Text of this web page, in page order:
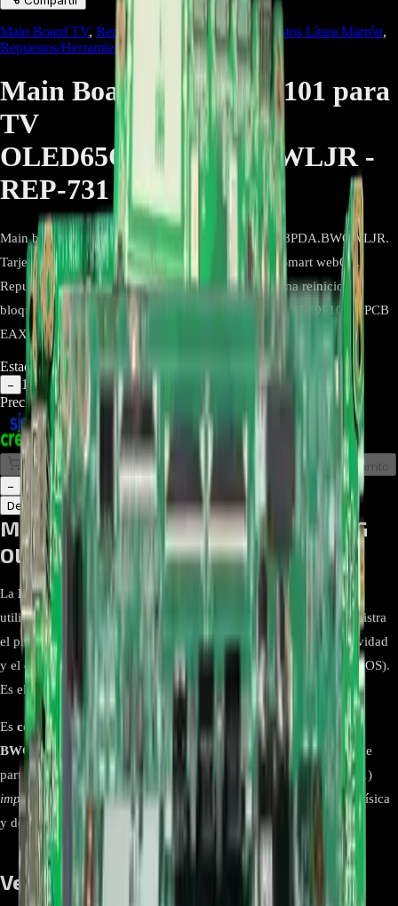
Main Board TV, Repuestos de Televisores Repuestos Línea Marrón,
Repuestos/Herramientas
Main Board EBU65405101 para
TV
OLED65C8PDA.BWCWLJR -
REP-731
Main board EBU65405101 para TV LG OLED65C8PDA.BWCWLJR.
Tarjeta que gestiona video, audio, red y funciones Smart webOS.
Repuesto directo con conectores originales; soluciona reinicios,
bloqueos y ausencia de imagen. Valide etiqueta EBU65405101 y PCB
EAX6768560311 (1.1).
Estado: Agotado
− 1 +
Precio Regular: 1.417.500
$
Comprar en línea Comprar y Recoger
Añadir al Carrito
−
1
Descripción
Atributos
Main board EBU65405101 para TV LG
OLED65C8PDA.BWCWLJR
La EBU65405101
es la mainboard (BPR Total Assembly, SVC)
utilizada en los televisores LG OLED 4K de la familia
. Administra
el procesamiento de video y audio, la red, los puertos de conectividad
y el control del panel OLED, además de las funciones Smart (webOS).
Es el módulo central que coordina la operación del equipo.
Es compatible con el modelo OLED65C8PDA en su variante
BWCWLJR
. Antes de comprar, verifique en su tarjeta el sticker de
parte“EBU65405101”y el código de PCB EAX6768560311 (1.1)
impreso en la serigrafía de su placa para confirmar coincidencia física
y de conectores.
Ventajas y beneficios